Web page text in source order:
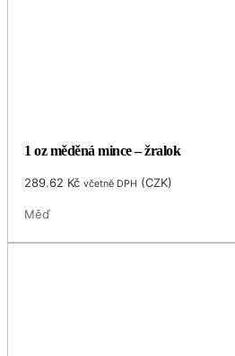
1 oz měděná mince – žralok
289.62 Kč včetně DPH (CZK)
Měď